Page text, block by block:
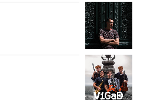
РАДИО ЏЕЗЕР